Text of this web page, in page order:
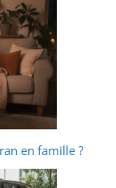
en famille ?